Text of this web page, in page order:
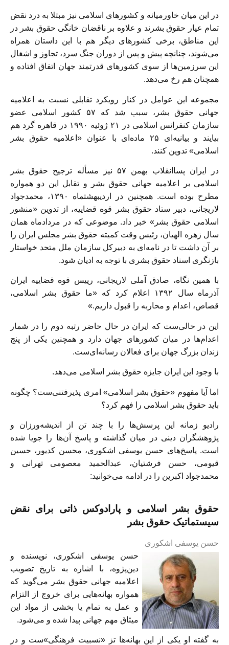
در این میان خاورمیانه و کشورهای اسلامی نیز مبتلا به درد نقض
تمام عیار حقوق بشرند و علاوه بر ناقضان خانگی حقوق بشر در
این مناطق، برخی کشورهای دیگر هم با این داستان همراه
می‌شوند، چنانچه پیش و پس از دوران جنگ سرد، تجاوز و اشغال
این سرزمین‌ها از سوی کشورهای قدرتمند جهان اتفاق افتاده و
همچنان هم رخ می‌دهد.
مجموعه این عوامل در کنار رویکرد تقابلی نسبت به اعلامیه
جهانی حقوق بشر، سبب شد که ۵۷ کشور اسلامی عضو
سازمان کنفرانس اسلامی در ۲۱ ژوئیه ۱۹۹۰ در قاهره گرد هم
بیایند و بیانیه‌ای ۲۵ ماده‌ای با عنوان «اعلامیه حقوق بشر
اسلامی» تدوین کنند.
در ایران پساانقلاب بهمن ۵۷ نیز مسأله ترجیح حقوق بشر
اسلامی بر اعلامیه جهانی حقوق بشر و تقابل این دو همواره
مطرح بوده است. همچنین در اردیبهشتماه ۱۳۹۰، محمدجواد
لاریجانی، دبیر ستاد حقوق بشر قوه قضاییه، از تدوین «منشور
اسلامی حقوق بشر» خبر داد. موضوعی که در مردادماه‌‌ همان
سال زهره الهیان، رئیس وقت کمیته حقوق بشر مجلس ایران را
بر آن داشت تا در نامه‌ای به دبیرکل سازمان ملل متحد خواستار
بازنگری اسناد حقوق بشری با توجه به ادیان شود.
با همین نگاه، صادق آملی لاریجانی، رییس قوه قضاییه ایران
آذرماه سال ۱۳۹۲ اعلام کرد که «ما حقوق بشر اسلامی،
قصاص، اعدام و محاربه را قبول داریم.»
این در حالی‌ست که ایران در حال حاضر رتبه دوم را در شمار
اعدام‌ها در میان کشورهای جهان دارد و همچنین یکی از پنج
زندان بزرگ جهان برای فعالان رسانه‌ای‌ست.
با وجود این ایران جایزه حقوق بشر اسلامی می‌دهد.
اما آیا مفهوم «حقوق بشر اسلامی» امری پذیرفتنی‌ست؟ چگونه
باید حقوق بشر اسلامی را فهم کرد؟
رادیو زمانه این پرسش‌ها را با چند تن از اندیشه‌ورزان و
پژوهشگران دینی در میان گذاشته و پاسخ آن‌ها را جویا شده
است. پاسخ‌های حسن یوسفی اشکوری، محسن کدیور، حسین
قیومی، حسن فرشتیان، عبدالحمید معصومی تهرانی و
محمد‌جواد اکبرین را در ادامه می‌خوانید:
حقوق بشر اسلامی و پارادوکس ذاتی برای نقض
سیستماتیک حقوق بشر
حسن یوسفی اشکوری
حسن یوسفی اشکوری، نویسنده و
دین‌پژوه، با اشاره به تاریخ تصویب
اعلامیه جهانی حقوق بشر می‌گوید که
همواره بهانه‌هایی برای خروج از التزام
و عمل به تمام یا بخشی از مواد این
میثاق مهم جهانی پیدا شده و می‌شود.
به گفته او یکی از این بهانه‌ها تز «نسبیت فرهنگی»ست و در